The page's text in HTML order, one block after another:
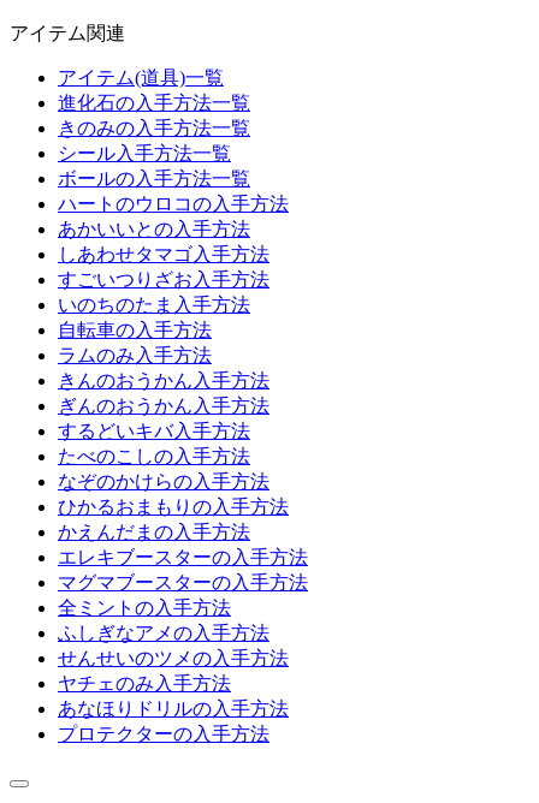
アイテム関連
アイテム(道具)一覧
進化石の入手方法一覧
きのみの入手方法一覧
シール入手方法一覧
ボールの入手方法一覧
ハートのウロコの入手方法
あかいいとの入手方法
しあわせタマゴ入手方法
すごいつりざお入手方法
いのちのたま入手方法
自転車の入手方法
ラムのみ入手方法
きんのおうかん入手方法
ぎんのおうかん入手方法
するどいキバ入手方法
たべのこしの入手方法
なぞのかけらの入手方法
ひかるおまもりの入手方法
かえんだまの入手方法
エレキブースターの入手方法
マグマブースターの入手方法
全ミントの入手方法
ふしぎなアメの入手方法
せんせいのツメの入手方法
ヤチェのみ入手方法
あなほりドリルの入手方法
プロテクターの入手方法